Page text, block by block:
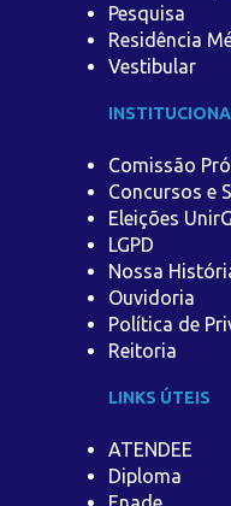
Pesquisa
Residência
Vestibular
Comissão
Concursos e
Eleições UnirG
LGPD
Nossa
Ouvidoria
Política de
Reitoria
LINKS ÚTEIS
ATENDEE
Diploma